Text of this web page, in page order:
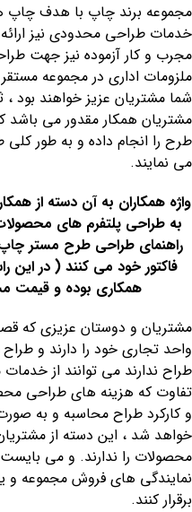
مجموعه برند چاپ با هدف چاپ
خدمات طراحی محدودی نیز
مجرب و کار آزموده نیز جهت
ملزومات اداری در مجموعه
شما مشتریان عزیز خواهند بود
مشتریان همکار مقدور می باشد
طرح را انجام داده و به طور
می نمایند.
واژه همکاران به آن دسته از
به طراحی پلتفرم های
راهنمای طراحی طرح مستر چاپ
فاکتور خود می کنند ( در
همکاری بوده و قیمت
مشتریان و دوستان عزیزی که
واحد تجاری خود را دارند و
طراح ندارند می توانند از
تفاوت که هزینه های طراحی
و کارکرد طراح محاسبه و به
خواهد شد ، این دسته از
محصولات را ندارند. و می
نمایندگی های فروش مجموعه و
برقرار کنند.